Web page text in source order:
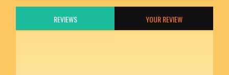
REVIEWS YOUR REVIEW